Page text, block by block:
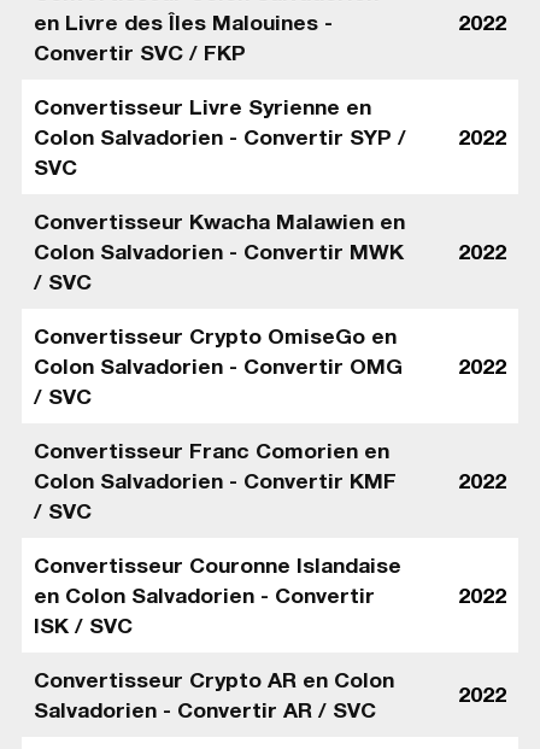
en Livre des Îles Malouines -
Convertir SVC / FKP
2022
Convertisseur Livre Syrienne en
Colon Salvadorien - Convertir SYP /
SVC
2022
Convertisseur Kwacha Malawien en
Colon Salvadorien - Convertir MWK
/ SVC
2022
Convertisseur Crypto OmiseGo en
Colon Salvadorien - Convertir OMG
/ SVC
2022
Convertisseur Franc Comorien en
Colon Salvadorien - Convertir KMF
/ SVC
2022
Convertisseur Couronne Islandaise
en Colon Salvadorien - Convertir
ISK / SVC
2022
Convertisseur Crypto AR en Colon
Salvadorien - Convertir AR / SVC
2022